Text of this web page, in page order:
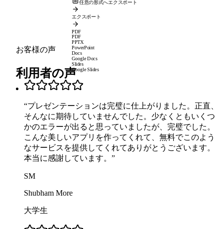
任意の形式へエクスポート
エクスポート
PDF
PDF
PPTX
PowerPoint
Docs
Google Docs
Slides
Google Slides
お客様の声
利用者の声
“プレゼンテーションは完璧に仕上がりました。正直、
そんなに期待していませんでした。少なくともいくつ
かのエラーが出ると思っていましたが、完璧でした。
こんな美しいアプリを作ってくれて、無料でこのよう
なサービスを提供してくれてありがとうございます。
本当に感謝しています。 ”
SM
Shubham More
大学生